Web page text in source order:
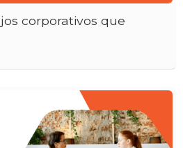
corporativos que